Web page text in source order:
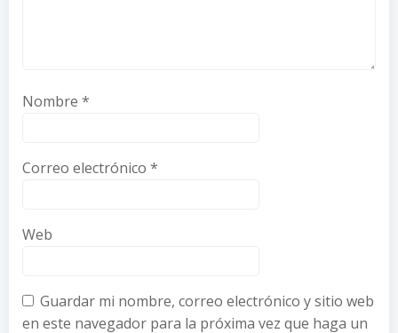
Nombre *
Correo electrónico *
Web
Guardar mi nombre, correo electrónico y sitio web
en este navegador para la próxima vez que haga un